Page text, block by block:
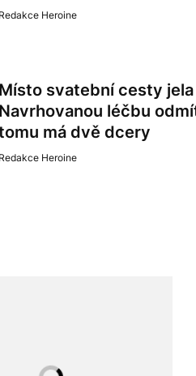
Redakce Heroine
Místo svatební cesty
Navrhovanou léčbu
má dvě dcery
Redakce Heroine